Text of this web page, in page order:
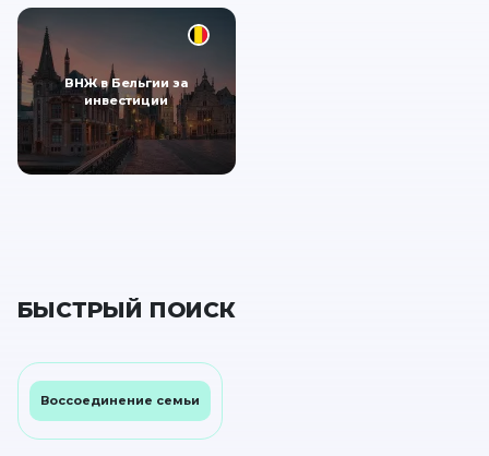
ВНЖ в Бельгии за
инвестиции
БЫСТРЫЙ ПОИСК
Воссоединение семьи